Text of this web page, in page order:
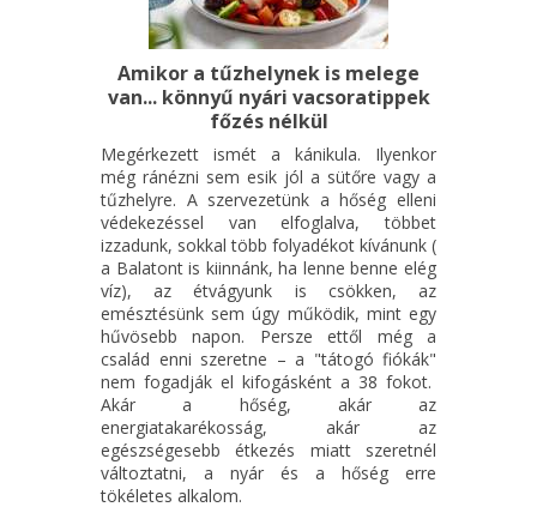
Amikor a tűzhelynek is melege
van... könnyű nyári vacsoratippek
főzés nélkül
Megérkezett ismét a kánikula. Ilyenkor
még ránézni sem esik jól a sütőre vagy a
tűzhelyre. A szervezetünk a hőség elleni
védekezéssel van elfoglalva, többet
izzadunk, sokkal több folyadékot kívánunk (
a Balatont is kiinnánk, ha lenne benne elég
víz), az étvágyunk is csökken, az
emésztésünk sem úgy működik, mint egy
hűvösebb napon. Persze ettől még a
család enni szeretne – a "tátogó fiókák"
nem fogadják el kifogásként a 38 fokot.
Akár a hőség, akár az
energiatakarékosság, akár az
egészségesebb étkezés miatt szeretnél
változtatni, a nyár és a hőség erre
tökéletes alkalom.